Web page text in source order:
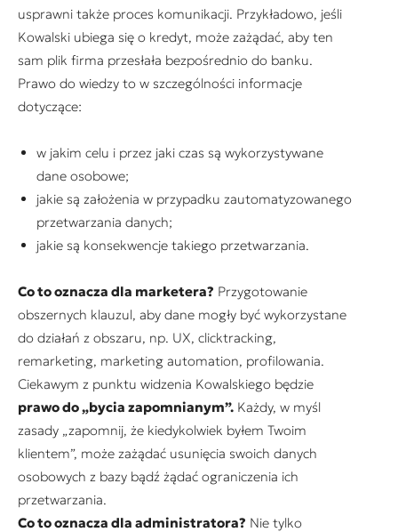
usprawni także proces komunikacji. Przykładowo, jeśli
Kowalski ubiega się o kredyt, może zażądać, aby ten
sam plik firma przesłała bezpośrednio do banku.
Prawo do wiedzy to w szczególności informacje
dotyczące:
w jakim celu i przez jaki czas są wykorzystywane
dane osobowe;
jakie są założenia w przypadku zautomatyzowanego
przetwarzania danych;
jakie są konsekwencje takiego przetwarzania.
Co to oznacza dla marketera? Przygotowanie
obszernych klauzul, aby dane mogły być wykorzystane
do działań z obszaru, np. UX, clicktracking,
remarketing, marketing automation, profilowania.
Ciekawym z punktu widzenia Kowalskiego będzie
prawo do „bycia zapomnianym”. Każdy, w myśl
zasady „zapomnij, że kiedykolwiek byłem Twoim
klientem”, może zażądać usunięcia swoich danych
osobowych z bazy bądź żądać ograniczenia ich
przetwarzania.
Co to oznacza dla administratora? Nie tylko